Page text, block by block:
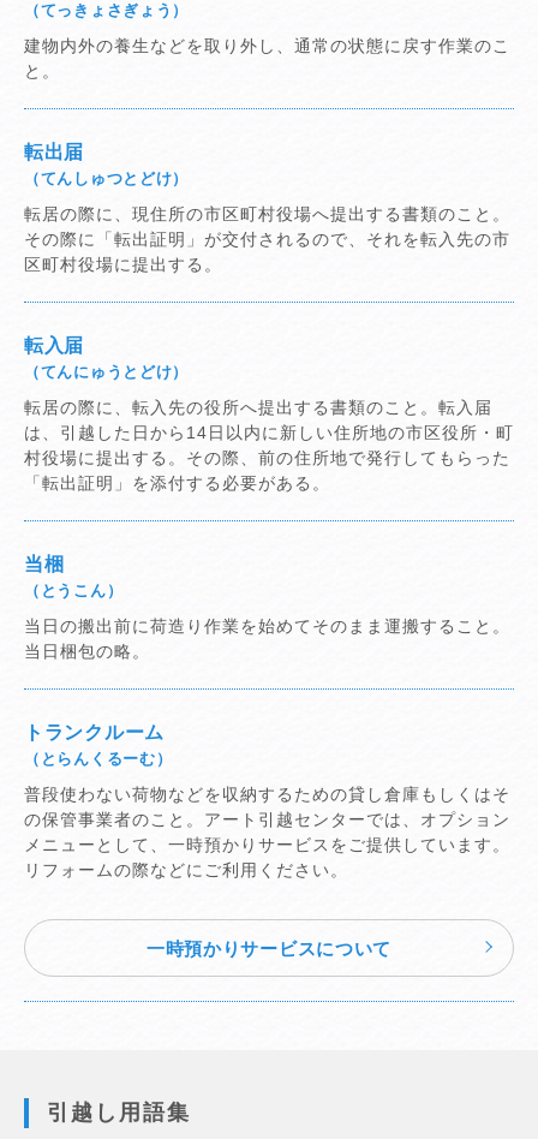
（てっきょさぎょう）
建物内外の養生などを取り外し、通常の状態に戻す作業のこ
と。
転出届
（てんしゅつとどけ）
転居の際に、現住所の市区町村役場へ提出する書類のこと。
その際に「転出証明」が交付されるので、それを転入先の市
区町村役場に提出する。
転入届
（てんにゅうとどけ）
転居の際に、転入先の役所へ提出する書類のこと。転入届
は、引越した日から14日以内に新しい住所地の市区役所・町
村役場に提出する。その際、前の住所地で発行してもらった
「転出証明」を添付する必要がある。
当梱
（とうこん）
当日の搬出前に荷造り作業を始めてそのまま運搬すること。
当日梱包の略。
トランクルーム
（とらんくるーむ）
普段使わない荷物などを収納するための貸し倉庫もしくはそ
の保管事業者のこと。アート引越センターでは、オプション
メニューとして、一時預かりサービスをご提供しています。
リフォームの際などにご利用ください。
一時預かりサービスについて
引越し用語集